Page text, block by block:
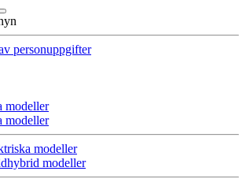
personuppgifter
modeller
modeller
modeller
modeller